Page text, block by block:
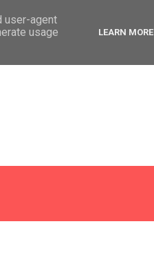
user-agent
usage
LEARN MORE